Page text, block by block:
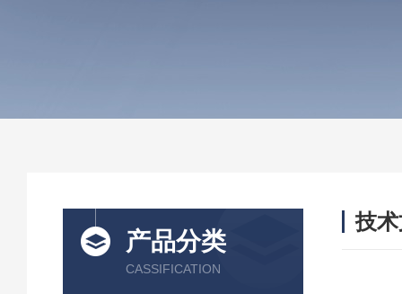
产品分类
CASSIFICATION
技